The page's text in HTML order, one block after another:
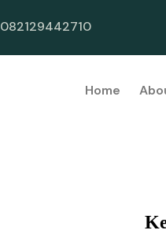
082129442710
Home